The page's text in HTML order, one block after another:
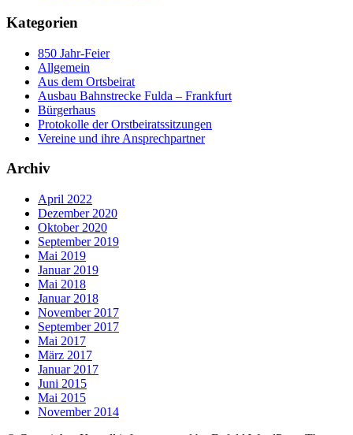
Kategorien
850 Jahr-Feier
Allgemein
Aus dem Ortsbeirat
Ausbau Bahnstrecke Fulda – Frankfurt
Bürgerhaus
Protokolle der Orstbeiratssitzungen
Vereine und ihre Ansprechpartner
Archiv
April 2022
Dezember 2020
Oktober 2020
September 2019
Mai 2019
Januar 2019
Mai 2018
Januar 2018
November 2017
September 2017
Mai 2017
März 2017
Januar 2017
Juni 2015
Mai 2015
November 2014